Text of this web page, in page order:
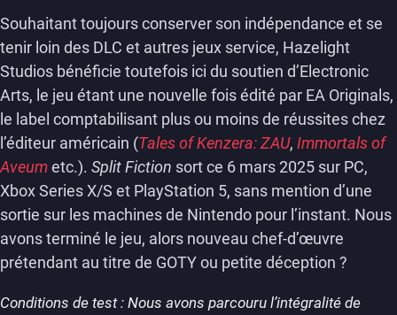
Souhaitant toujours conserver son indépendance et se
tenir loin des DLC et autres jeux service, Hazelight
Studios bénéficie toutefois ici du soutien d’Electronic
Arts, le jeu étant une nouvelle fois édité par EA Originals,
le label comptabilisant plus ou moins de réussites chez
l’éditeur américain (Tales of Kenzera: ZAU, Immortals of
Aveumetc.). Split Fiction sort ce 6 mars 2025 sur PC,
Xbox Series X/S et PlayStation 5, sans mention d’une
sortie sur les machines de Nintendo pour l’instant. Nous
avons terminé le jeu, alors nouveau chef-d’œuvre
prétendant au titre de GOTY ou petite déception ?
Conditions de test : Nous avons parcouru l’intégralité de